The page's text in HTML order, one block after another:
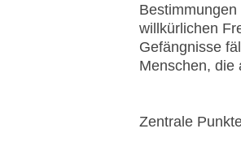
willkürlichen
Gefängnisse
Menschen, die
Zentrale